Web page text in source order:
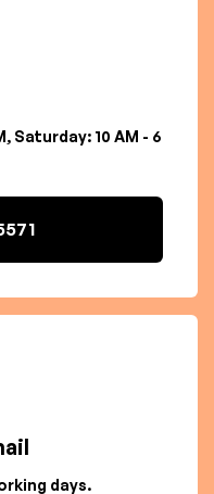
Saturday: 10 AM - 6
days.